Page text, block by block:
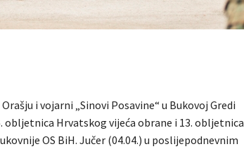
i vojarni „Sinovi Posavine“ u Bukovoj Gredi
obljetnica Hrvatskog vijeća obrane i 13. obljetnica
OS BiH. Jučer (04.04.) u poslijepodnevnim